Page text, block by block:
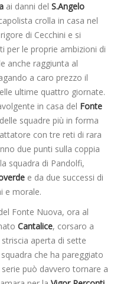
ai danni del S.Angelo
crolla in casa nel
di Cecchini e si
per le proprie ambizioni di
anche raggiunta al
a caro prezzo il
ultime quattro giornate.
in casa del Fonte
squadre più in forma
con tre reti di rara
due punti sulla coppia
squadra di Pandolfi,
e da due successi di
e morale.
Fonte Nuova, ora al
Cantalice, corsaro a
aperta di sette
che ha pareggiato
può davvero tornare a